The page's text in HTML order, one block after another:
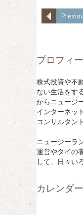
プロフィ
株式投資や不
ない生活をす
からニュージ
インターネッ
コンサルタン
ニュージーラ
運営やタイの
して、日々い
カレンダー